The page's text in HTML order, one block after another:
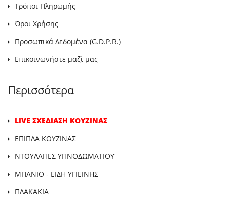
Τρόποι Πληρωμής
Όροι Χρήσης
Προσωπικά Δεδομένα (G.D.P.R.)
Επικοινωνήστε μαζί μας
Περισσότερα
LIVE ΣΧΕΔΙΑΣΗ ΚΟΥΖΙΝΑΣ
ΕΠΙΠΛΑ ΚΟΥΖΙΝΑΣ
ΝΤΟΥΛΑΠΕΣ ΥΠΝΟΔΩΜΑΤΙΟΥ
ΜΠΑΝΙΟ - ΕΙΔΗ ΥΓΙΕΙΝΗΣ
ΠΛΑΚΑΚΙΑ